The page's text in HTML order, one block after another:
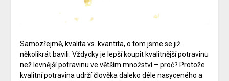
Samozřejmě, kvalita vs. kvantita, o tom jsme se již
několikrát bavili. Vždycky je lepší koupit kvalitnější potravinu
než levnější potravinu ve větším množství – proč? Protože
kvalitní potravina udrží člověka daleko déle nasyceného a